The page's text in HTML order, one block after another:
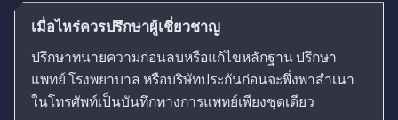
เมื่อไหร่ควรปรึกษาผู้เชี่ยวชาญ
ปรึกษาทนายความก่อนลบหรือแก้ไขหลักฐาน ปรึกษา
แพทย์ โรงพยาบาล หรือบริษัทประกันก่อนจะพึ่งพาสำเนา
ในโทรศัพท์เป็นบันทึกทางการแพทย์เพียงชุดเดียว